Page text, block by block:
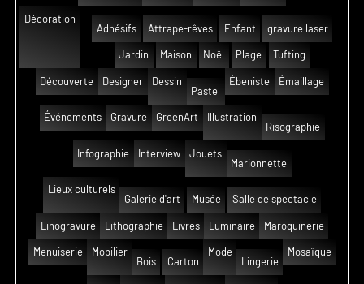
Décoration
Adhésifs
Attrape-rêves Enfant gravure laser
Jardin Maison Noël Plage Tufting
Découverte Designer
Dessin
Pastel
Ébeniste Émaillage
Événements Gravure GreenArt
Illustration
Risographie
Infographie Interview
Jouets
Marionnette
Lieux culturels
Galerie d'art
Musée Salle de spectacle
Linogravure Lithographie Livres Luminaire Maroquinerie
Menuiserie
Mobilier
Bois
Carton
Mode
Lingerie
Mosaïque